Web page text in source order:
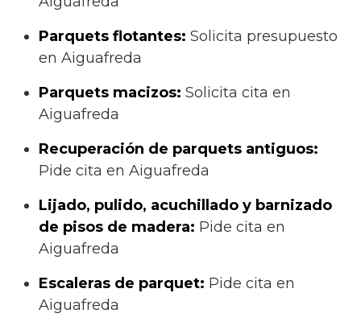
Parquets flotantes: Solicita presupuesto
en Aiguafreda
Parquets macizos: Solicita cita en
Aiguafreda
Recuperación de parquets antiguos:
Pide cita en Aiguafreda
Lijado, pulido, acuchillado y barnizado
de pisos de madera: Pide cita en
Aiguafreda
Escaleras de parquet: Pide cita en
Aiguafreda